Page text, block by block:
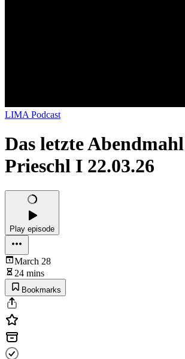
LIMA Podcast
Das letzte
Prieschl I 22.03.26
Play episode
March 28
24 mins
Bookmarks